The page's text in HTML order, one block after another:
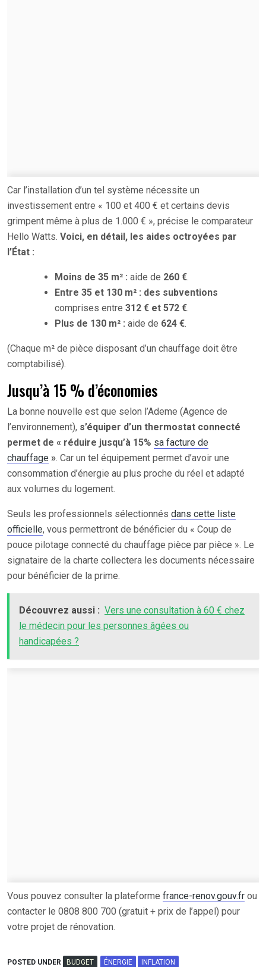
Car l’installation d’un tel système nécessite un
investissement entre « 100 et 400 € et certains devis
grimpent même à plus de 1.000 € », précise le comparateur
Hello Watts. Voici, en détail, les aides octroyées par
l’État :
Moins de 35 m² : aide de 260 €.
Entre 35 et 130 m² : des subventions
comprises entre 312 € et 572 €.
Plus de 130 m² : aide de 624 €.
(Chaque m² de pièce disposant d’un chauffage doit être
comptabilisé).
Jusqu’à 15 % d’économies
La bonne nouvelle est que selon l’Ademe (Agence de
l’environnement), s’équiper d’un thermostat connecté
permet de « réduire jusqu’à 15% sa facture de
chauffage ». Car un tel équipement permet d’avoir une
consommation d’énergie au plus proche du réel et adapté
aux volumes du logement.
Seuls les professionnels sélectionnés dans cette liste
officielle, vous permettront de bénéficier du « Coup de
pouce pilotage connecté du chauffage pièce par pièce ». Le
signataire de la charte collectera les documents nécessaire
pour bénéficier de la prime.
Découvrez aussi : Vers une consultation à 60 € chez
le médecin pour les personnes âgées ou
handicapées ?
Vous pouvez consulter la plateforme france-renov.gouv.fr ou
contacter le 0808 800 700 (gratuit + prix de l’appel) pour
votre projet de rénovation.
POSTED UNDER BUDGET ÉNERGIE INFLATION